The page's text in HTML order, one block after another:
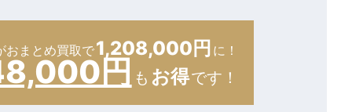
おまとめ買取で1,208,000円 に！
円 も お得です！